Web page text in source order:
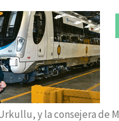
y la consejera de